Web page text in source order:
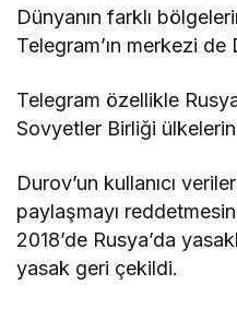
Dünyanın farklı
Telegram’ın merkezi de
Telegram özellikle
Sovyetler Birliği
Durov’un kullanıcı
paylaşmayı
2018’de Rusya’da
yasak geri çekildi.